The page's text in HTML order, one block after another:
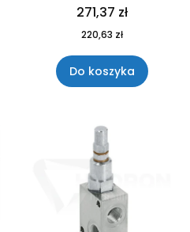
271,37 zł
220,63 zł
Do koszyka